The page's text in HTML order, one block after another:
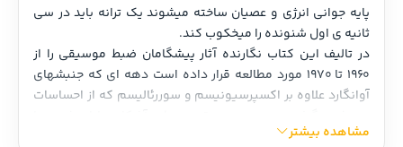
ثانیه ی اول شنونده را میخکوب کند.
مشاهده بیشتر